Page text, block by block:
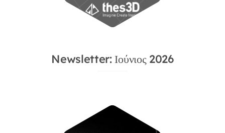
Newsletter: Ιούνιος 2026